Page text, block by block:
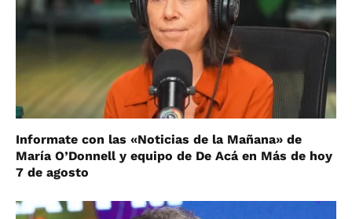
Informate con las «Noticias de la Mañana» de
María O’Donnell y equipo de De Acá en Más de hoy
7 de agosto